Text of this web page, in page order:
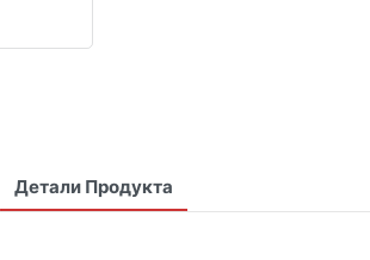
Детали Продукта